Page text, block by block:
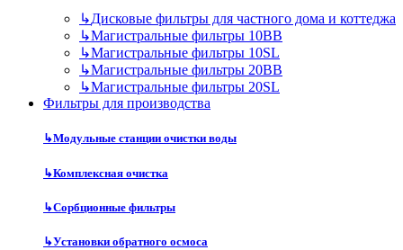
↳Дисковые фильтры для частного дома и коттеджа
↳Магистральные фильтры 10BB
↳Магистральные фильтры 10SL
↳Магистральные фильтры 20BB
↳Магистральные фильтры 20SL
Фильтры для производства
↳Модульные станции очистки воды
↳Комплексная очистка
↳Сорбционные фильтры
↳Установки обратного осмоса